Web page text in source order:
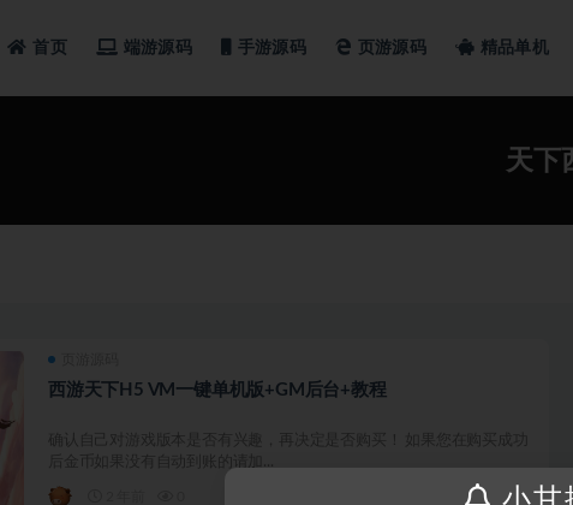
首页 端游源码 手游源码 页游源码 精品单机
天下
西游天下H5 VM一键单机版+GM后台+教程
确认自己对游戏版本是否有兴趣，再决定是否购买！ 如果您在购买成功
后金币如果没有自动到账的请加...
200